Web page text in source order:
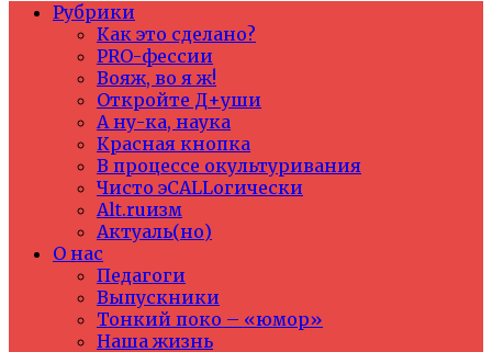
Рубрики
Как это сделано?
PRO-фессии
Вояж, во я ж!
Откройте Д+уши
А ну-ка, наука
Красная кнопка
В процессе окультуривания
Чисто эCALLогически
Alt.ruизм
Актуаль(но)
О нас
Педагоги
Выпускники
Тонкий поко – «юмор»
Наша жизнь